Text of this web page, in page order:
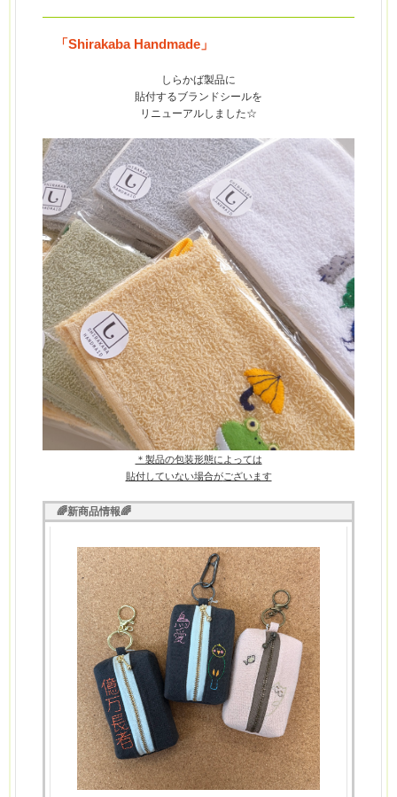
「Shirakaba Handmade」
しらかば製品に
貼付するブランドシールを
リニューアルしました☆
＊製品の包装形態によっては
貼付していない場合がございます
🌈新商品情報🌈